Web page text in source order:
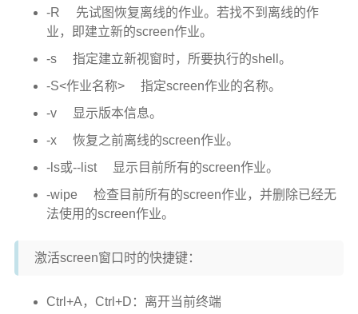
-R 先试图恢复离线的作业。若找不到离线的作
业，即建立新的screen作业。
-s指定建立新视窗时，所要执行的shell。
-S<作业名称> 指定screen作业的名称。
-v 显示版本信息。
-x 恢复之前离线的screen作业。
-ls或--list 显示目前所有的screen作业。
-wipe 检查目前所有的screen作业，并删除已经无
法使用的screen作业。
激活screen窗口时的快捷键：
Ctrl+A，Ctrl+D：离开当前终端